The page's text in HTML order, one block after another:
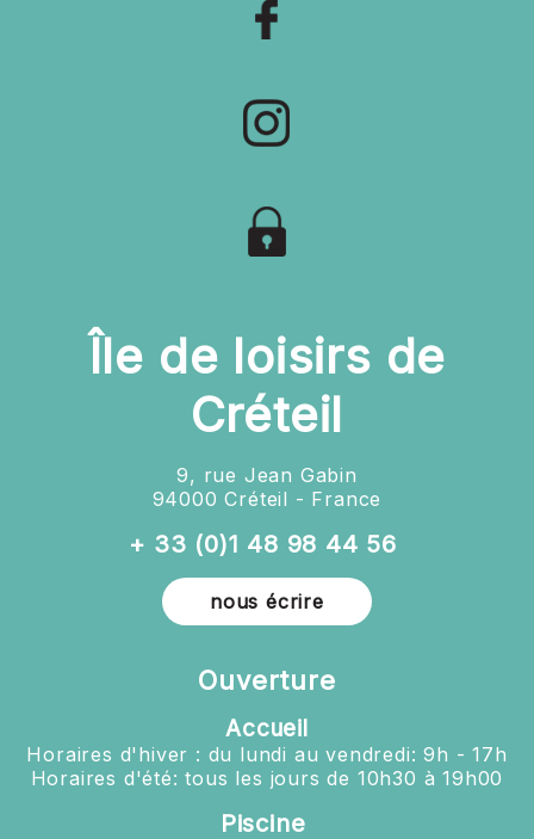
Île de loisirs de
Créteil
9, rue Jean Gabin
94000 Créteil - France
+ 33 (0)1 48 98 44 56
nous écrire
Ouverture
Accueil
Horaires d'hiver : du lundi au vendredi: 9h - 17h
Horaires d'été: tous les jours de 10h30 à 19h00
Piscine